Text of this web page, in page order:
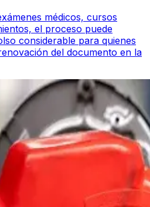
médicos, cursos
el proceso puede
considerable para quienes
del documento en la